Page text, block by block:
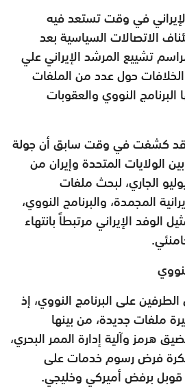
في وقت تستعد فيه
الاتصالات السياسية بعد
تشييع المرشد الإيراني علي
حول عدد من الملفات
النووي والعقوبات
قد كشفت في وقت سابق أن جولة
الولايات المتحدة وإيران من
أن تُعقد في 11 يوليو الجاري، لبحث ملفات
المجمدة، والبرنامج النووي،
الوفد الإيراني مرتبطاً بانتهاء
على البرنامج النووي، إذ
ملفات جديدة، من بينها
هرمز وآلية إدارة الممر البحري،
فرض رسوم خدمات على
قوبل برفض أميركي وخليجي.